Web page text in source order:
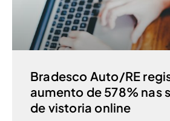
Bradesco Auto/RE
aumento de 578% nas
de vistoria online